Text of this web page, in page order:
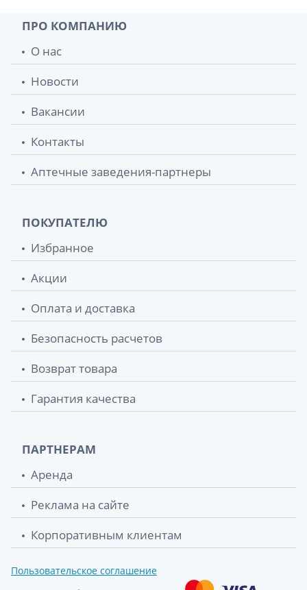
ПРО КОМПАНИЮ
О нас
Новости
Вакансии
Контакты
Аптечные заведения-партнеры
ПОКУПАТЕЛЮ
Избранное
Акции
Оплата и доставка
Безопасность расчетов
Возврат товара
Гарантия качества
ПАРТНЕРАМ
Аренда
Реклама на сайте
Корпоративным клиентам
Пользовательское соглашение